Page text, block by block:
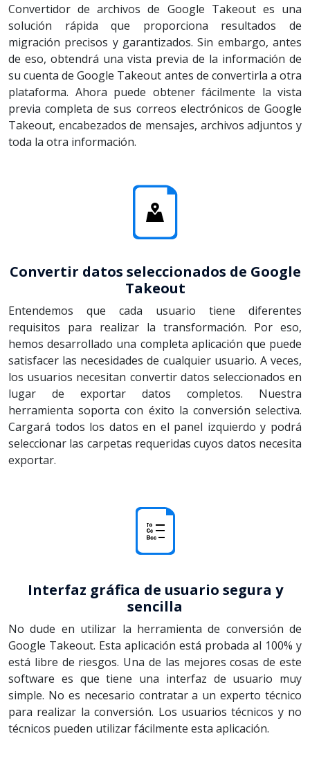
Convertidor de archivos de Google Takeout es una
solución rápida que proporciona resultados de
migración precisos y garantizados. Sin embargo, antes
de eso, obtendrá una vista previa de la información de
su cuenta de Google Takeout antes de convertirla a otra
plataforma. Ahora puede obtener fácilmente la vista
previa completa de sus correos electrónicos de Google
Takeout, encabezados de mensajes, archivos adjuntos y
toda la otra información.
Convertir datos seleccionados de Google
Takeout
Entendemos que cada usuario tiene diferentes
requisitos para realizar la transformación. Por eso,
hemos desarrollado una completa aplicación que puede
satisfacer las necesidades de cualquier usuario. A veces,
los usuarios necesitan convertir datos seleccionados en
lugar de exportar datos completos. Nuestra
herramienta soporta con éxito la conversión selectiva.
Cargará todos los datos en el panel izquierdo y podrá
seleccionar las carpetas requeridas cuyos datos necesita
exportar.
Interfaz gráfica de usuario segura y
sencilla
No dude en utilizar la herramienta de conversión de
Google Takeout. Esta aplicación está probada al 100% y
está libre de riesgos. Una de las mejores cosas de este
software es que tiene una interfaz de usuario muy
simple. No es necesario contratar a un experto técnico
para realizar la conversión. Los usuarios técnicos y no
técnicos pueden utilizar fácilmente esta aplicación.